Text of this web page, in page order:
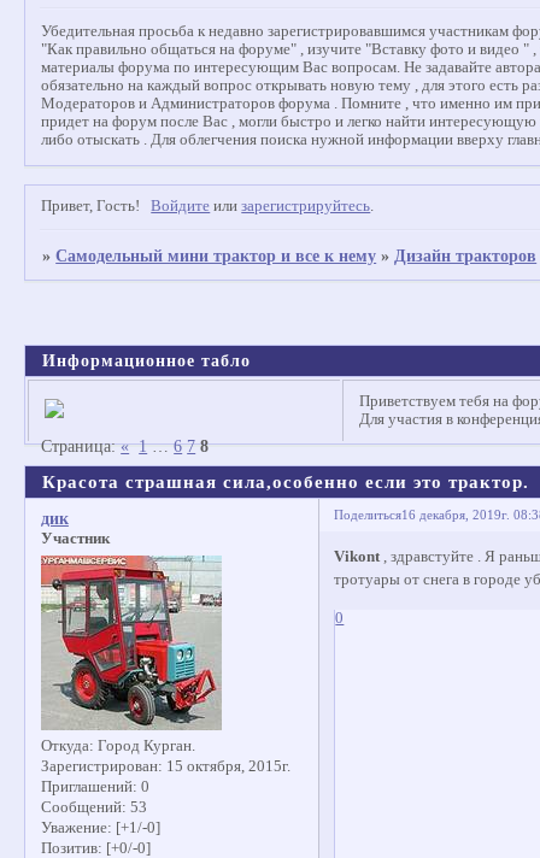
Убедительная просьба к недавно зарегистрировавшимся участникам
"Как правильно общаться на форуме" , изучите "Вставку фото и видео "
материалы форума по интересующим Вас вопросам. Не задавайте
обязательно на каждый вопрос открывать новую тему , для этого есть
Модераторов и Администраторов форума . Помните , что именно им
придет на форум после Вас , могли быстро и легко найти
либо отыскать . Для облегчения поиска нужной информации вверху
Привет, Гость! Войдите илизарегистрируйтесь.
»Самодельный мини трактор и все к нему » Дизайн тракторов
Информационное табло
Приветствуем тебя на
Для участия в
Красота страшная сила,особенно если это трактор.
Страница:« 1 … 6 7 8
Поделиться16 декабря, 2019г.
дик
Участник
Откуда: Город Курган.
Зарегистрирован: 15 октября, 2015г.
Приглашений: 0
Сообщений: 53
Уважение: [+1/-0]
Позитив: [+0/-0]
Vikont, здравстуйте . Я
тротуары от снега в городе
0